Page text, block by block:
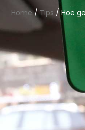
Home/Tips / Hoe